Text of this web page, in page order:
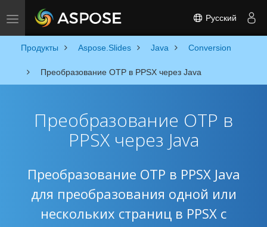
Toggle navigation Русский
Продукты Aspose.Slides Java Conversion
Преобразование OTP в PPSX через Java
Преобразование OTP в
PPSX через Java
Преобразование OTP в PPSX Java
для преобразования одной или
нескольких страниц в PPSX с